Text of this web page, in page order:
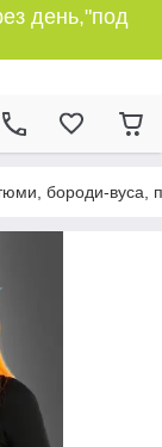
день,"под
бороди-вуса,